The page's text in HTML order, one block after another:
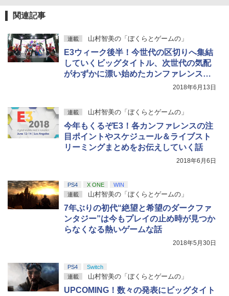
関連記事
連載 山村智美の「ぼくらとゲームの」
E3ウィーク後半！今世代の区切りへ集結
していくビッグタイトル、次世代の気配
がわずかに漂い始めたカンファレンスの
2018年6月13日
連載 山村智美の「ぼくらとゲームの」
今年もくるぞE3！各カンファレンスの注
目ポイントやスケジュール＆ライブスト
リーミングまとめをお伝えしていく話
2018年6月6日
PS4 X ONE
WIN
連載
山村智美の「ぼくらとゲームの」
7年ぶりの初代“絶望と希望のダークファ
ンタジー”は今もプレイの止め時が見つか
らなくなる熱いゲームな話
2018年5月30日
PS4
Switch
連載
山村智美の「ぼくらとゲームの」
UPCOMING！数々の発表にビッグタイト